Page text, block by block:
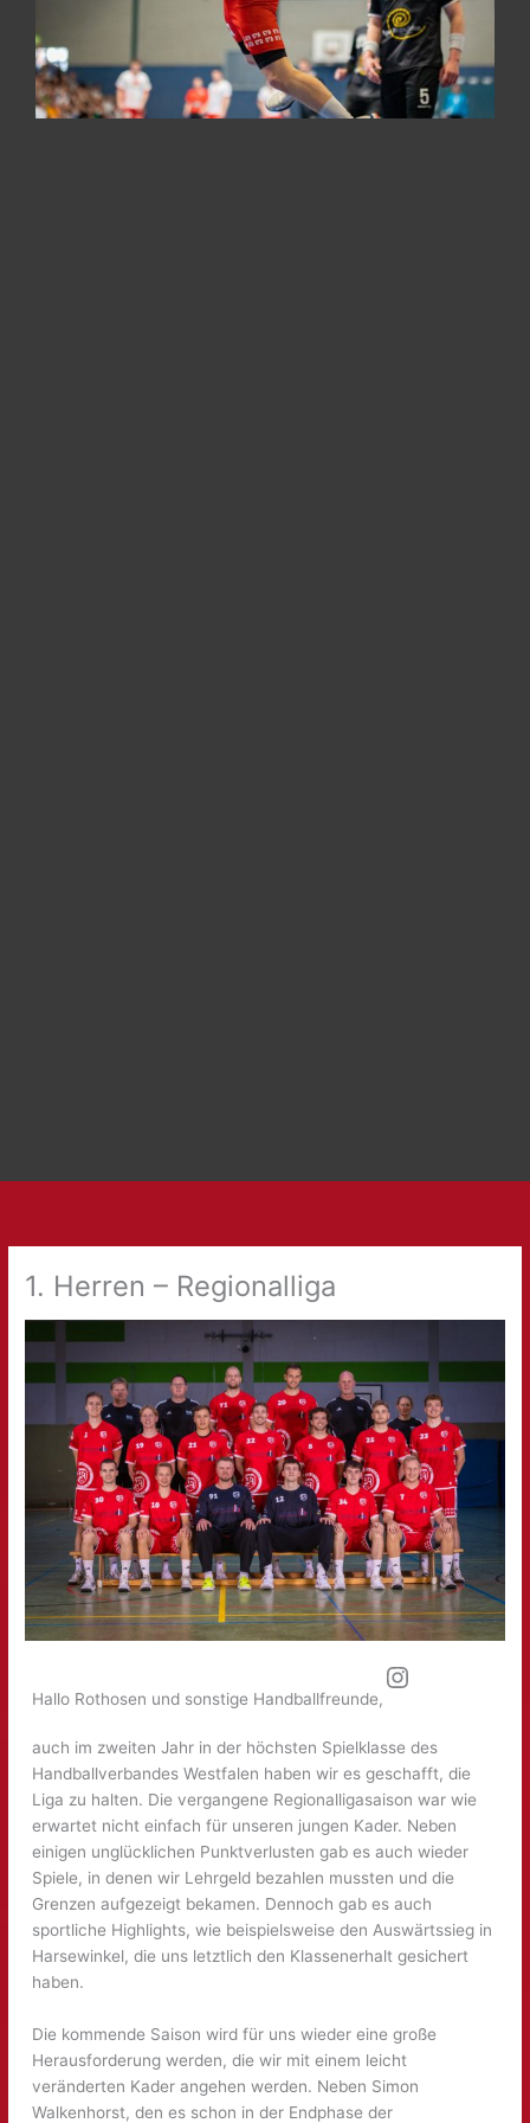
1. Herren – Regionalliga
Hallo Rothosen und sonstige Handballfreunde,
Instagram
auch im zweiten Jahr in der höchsten Spielklasse des
Handballverbandes Westfalen haben wir es geschafft, die
Liga zu halten. Die vergangene Regionalligasaison war wie
erwartet nicht einfach für unseren jungen Kader. Neben
einigen unglücklichen Punktverlusten gab es auch wieder
Spiele, in denen wir Lehrgeld bezahlen mussten und die
Grenzen aufgezeigt bekamen. Dennoch gab es auch
sportliche Highlights, wie beispielsweise den Auswärtssieg in
Harsewinkel, die uns letztlich den Klassenerhalt gesichert
haben.
Die kommende Saison wird für uns wieder eine große
Herausforderung werden, die wir mit einem leicht
veränderten Kader angehen werden. Neben Simon
Walkenhorst, den es schon in der Endphase der